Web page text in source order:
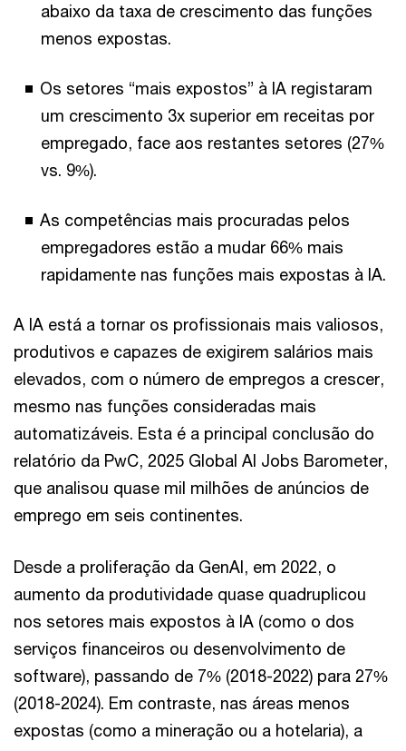
abaixo da taxa de crescimento das funções
menos expostas.
Os setores “mais expostos” à IA registaram
um crescimento 3x superior em receitas por
empregado, face aos restantes setores (27%
vs. 9%).
As competências mais procuradas pelos
empregadores estão a mudar 66% mais
rapidamente nas funções mais expostas à IA.
A IA está a tornar os profissionais mais valiosos,
produtivos e capazes de exigirem salários mais
elevados, com o número de empregos a crescer,
mesmo nas funções consideradas mais
automatizáveis. Esta é a principal conclusão do
relatório da PwC, 2025 Global AI Jobs Barometer,
que analisou quase mil milhões de anúncios de
emprego em seis continentes.
Desde a proliferação da GenAI, em 2022, o
aumento da produtividade quase quadruplicou
nos setores mais expostos à IA (como o dos
serviços financeiros ou desenvolvimento de
software), passando de 7% (2018-2022) para 27%
(2018-2024). Em contraste, nas áreas menos
expostas (como a mineração ou a hotelaria), a